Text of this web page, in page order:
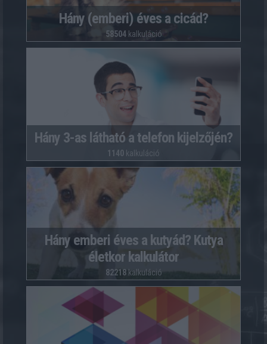
Hány (emberi) éves a cicád?
58504kalkuláció
Hány 3-as látható a telefon kijelzőjén?
1140 kalkuláció
Hány emberi éves a kutyád? Kutya
életkor kalkulátor
82218kalkuláció